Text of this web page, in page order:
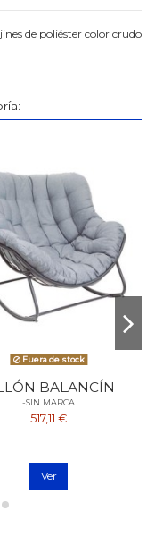
de poliéster color crudo
Fuera de stock
BALANCÍN
-SIN MARCA
517,11 €
Ver